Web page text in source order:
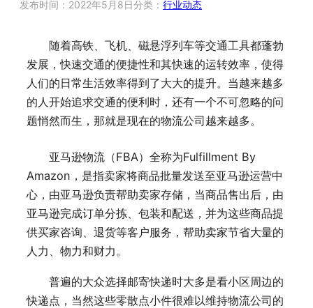
发布时间： 2022年5月8日分类： 行业动态
随着高铁、飞机、磁悬浮列车等交通工具都蓬勃
发展，快速交通的便捷性和其快速的运转效率，使得
人们的日常生活效率得到了大大的提升。当越来越多
的人开始追求交通的便利时，还有一个不可忽略的问
题悄然而生，那就是现在的物流公司越来越多。
亚马逊物流（FBA）全称为Fulfillment By
Amazon，是指卖家将商品批量发送至亚马逊运营中
心，由亚马逊负责帮助卖家存储，当商品售出后，由
亚马逊完成订单分拣、包装和配送，并为这些商品提
供买家咨询、退货等客户服务，帮助卖家节省大量的
人力、物力和财力。
普遍的大众选择邮寄快递时大多是看小区周边的
快递点，当然这些零散点小件很难以维持物流公司的